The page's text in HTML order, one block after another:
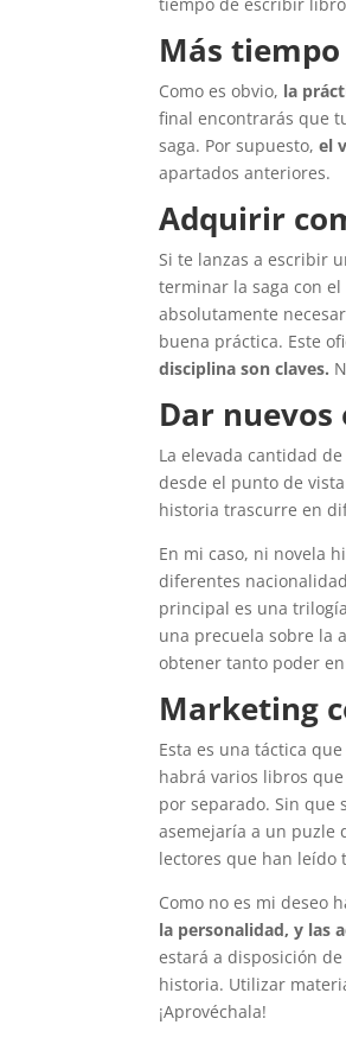
Más
Como es obvio, la
final encontrarás que
saga. Por supuesto,el
apartados anteriores.
Adquirir
Si te lanzas a escribir
terminar la saga con
absolutamente
buena práctica. Este
disciplina son claves.
Dar nuevos
La elevada cantidad
desde el punto de
historia trascurre en
En mi caso, ni novela
diferentes
principal es una
una precuela sobre la
obtener tanto poder
Marketing
Esta es una táctica
habrá varios libros
por separado. Sin que
asemejaría a un puzle
lectores que han leído
Como no es mi deseo
la personalidad, y las
estará a disposición
historia. Utilizar
¡Aprovéchala!